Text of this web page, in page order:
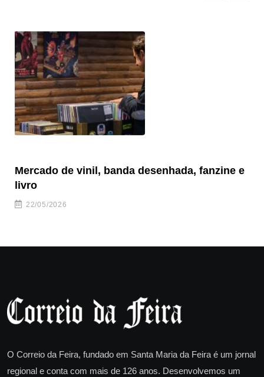
Mercado de vinil, banda desenhada, fanzine e
livro
22/05/2026
O Correio da Feira, fundado em Santa Maria da Feira é um jornal
regional e conta com mais de 126 anos. Desenvolvemos um